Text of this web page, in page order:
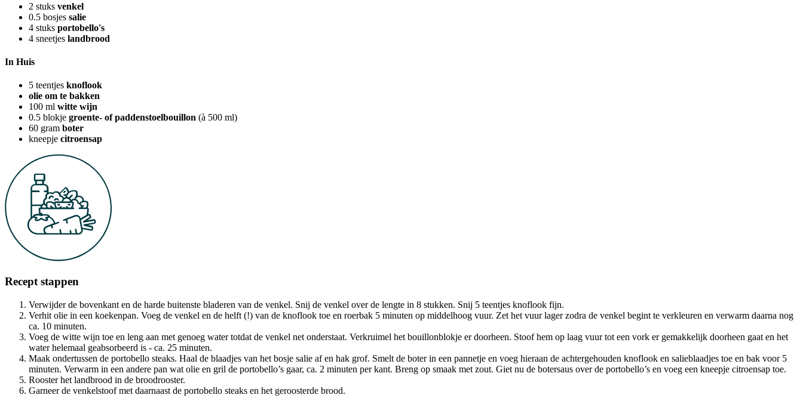
2 stuks venkel
0.5 bosjes salie
4 stuks portobello's
4 sneetjes landbrood
In Huis
5 teentjes knoflook
olie om te bakken
100 ml witte wijn
0.5 blokje groente- of paddenstoelbouillon (à 500 ml)
60 gram boter
kneepje citroensap
Recept stappen
Verwijder de bovenkant en de harde buitenste bladeren van de venkel. Snij de venkel over de lengte in 8 stukken. Snij 5 teentjes knoflook fijn.
Verhit olie in een koekenpan. Voeg de venkel en de helft (!) van de knoflook toe en roerbak 5 minuten op middelhoog vuur. Zet het vuur lager zodra de venkel begint te verkleuren en verwarm daarna nog
ca. 10 minuten.
Voeg de witte wijn toe en leng aan met genoeg water totdat de venkel net onderstaat. Verkruimel het bouillonblokje er doorheen. Stoof hem op laag vuur tot een vork er gemakkelijk doorheen gaat en het
water helemaal geabsorbeerd is - ca. 25 minuten.
Maak ondertussen de portobello steaks. Haal de blaadjes van het bosje salie af en hak grof. Smelt de boter in een pannetje en voeg hieraan de achtergehouden knoflook en salieblaadjes toe en bak voor 5
minuten. Verwarm in een andere pan wat olie en gril de portobello’s gaar, ca. 2 minuten per kant. Breng op smaak met zout. Giet nu de botersaus over de portobello’s en voeg een kneepje citroensap toe.
Rooster het landbrood in de broodrooster.
Garneer de venkelstoof met daarnaast de portobello steaks en het geroosterde brood.